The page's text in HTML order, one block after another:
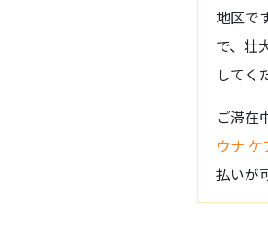
地区で
で、壮
してく
ご滞在
ウナ
払いが